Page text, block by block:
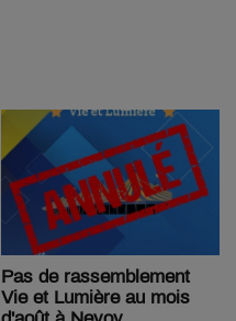
Pas de rassemblement
Vie et Lumière au mois